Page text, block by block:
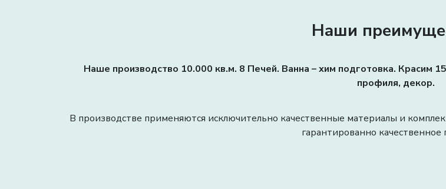
Наши
Наше производство 10.000 кв.м. 8 Печей. Ванна – хим подготовка. Красим
профиля, декор.
В производстве применяются исключительно качественные материалы и
гарантированно качественное